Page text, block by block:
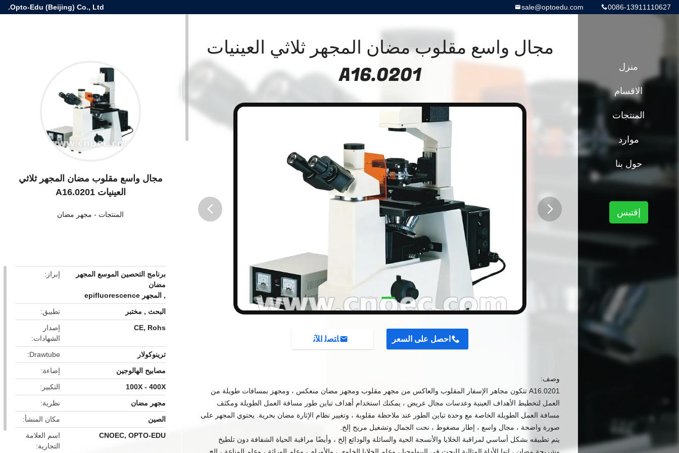
Opto-Edu (Beijing) Co., Ltd. 0086-13911110627
sale@optoedu.com
مجال واسع مقلوب مضان المجهر ثلاثي
العينيات A16.0201
المنتجات - مجهر مضان
إبراز
برنامج التحصين الموسع المجهر
مضان
, المجهر epifluorescence
تطبيق
البحث , مختبر
إصدار
الشهادات
CE, Rohs
Drawtube
ترينوكولار
إضاءة
مصابيح الهالوجين
التكبير
100X - 400X
نظرية
مجهر مضان
مكان المنشأ
الصين
اسم العلامة
التجارية
CNOEC, OPTO-EDU
مجال واسع مقلوب مضان المجهر ثلاثي العينيات
A16.0201
احصل على السعر ﺎﺘﺼﻟ ﺍﻶﻧ
وصف:
A16.0201 تتكون مجاهر الإسفار المقلوب والعاكس من مجهر مقلوب ومجهز مضان منعكس ، ومجهز بمسافات طويلة من
العمل لتخطيط الأهداف العينية وعدسات مجال عريض ، يمكنك استخدام أهداف تباين طور مسافة العمل الطويلة ومكثف
مسافة العمل الطويلة الخاصة مع وحدة تباين الطور عند ملاحظة مقلوبة ، وتغيير نظام الإثارة مضان بحرية.
يحتوي المجهر على
صورة واضحة ، مجال واسع ، إطار مضغوط ، نحت الجمال وتشغيل مريح إلخ.
يتم تطبيقه بشكل أساسي لمراقبة الخلايا والأنسجة الحية والسائلة والودائع إلخ ، وأيضًا مراقبة الحياة الشفافة دون تلطيخ
منزل
الاقسام
المنتجات
موارد
حول بنا
إقتبس